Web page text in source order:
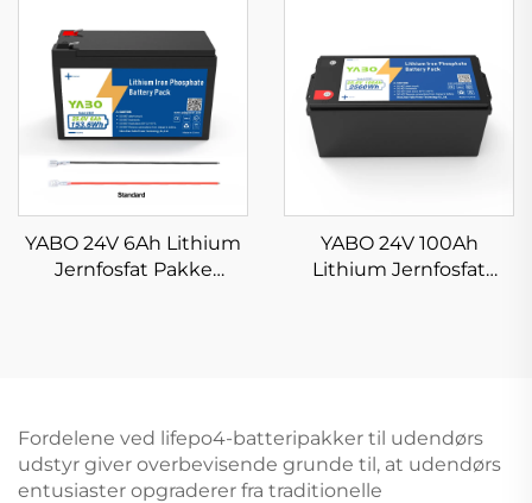
telekommunikation og
industrielt udstyr
mobil kontorbrug
YABO 24V 6Ah Lithium
Jernfosfat Pakke
mobilitetsudstyr og
udendørs
strømforsyning
YABO 24V 100Ah
Lithium Jernfosfat
Fordelene ved lifepo4-batteripakker til udendørs
udstyr giver overbevisende grunde til, at udendørs
entusiaster opgraderer fra traditionelle